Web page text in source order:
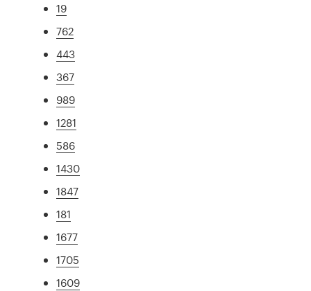
19
762
443
367
989
1281
586
1430
1847
181
1677
1705
1609